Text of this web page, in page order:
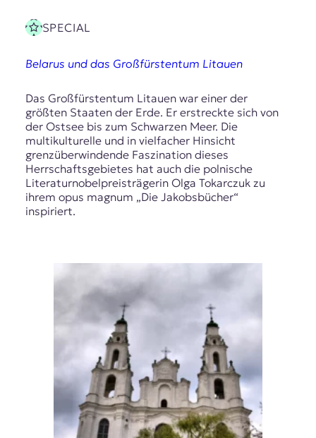
SPECIAL
Belarus und das Großfürstentum Litauen
Das Großfürstentum Litauen war einer der
größten Staaten der Erde. Er erstreckte sich von
der Ostsee bis zum Schwarzen Meer. Die
multikulturelle und in vielfacher Hinsicht
grenzüberwindende Faszination dieses
Herrschaftsgebietes hat auch die polnische
Literaturnobelpreisträgerin Olga Tokarczuk zu
ihrem opus magnum „Die Jakobsbücher“
inspiriert.